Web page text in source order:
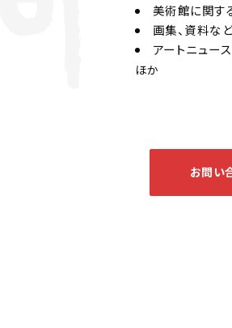
美術館に関す
画集、資料な
アートニュー
ほか
お問い